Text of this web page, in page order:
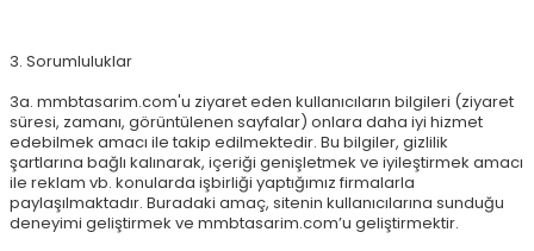
3. Sorumluluklar
3a. mmbtasarim.com'u ziyaret eden kullanıcıların bilgileri (ziyaret
süresi, zamanı, görüntülenen sayfalar) onlara daha iyi hizmet
edebilmek amacı ile takip edilmektedir. Bu bilgiler, gizlilik
şartlarına bağlı kalınarak, içeriği genişletmek ve iyileştirmek amacı
ile reklam vb. konularda işbirliği yaptığımız firmalarla
paylaşılmaktadır. Buradaki amaç, sitenin kullanıcılarına sunduğu
deneyimi geliştirmek ve mmbtasarim.com’u geliştirmektir.